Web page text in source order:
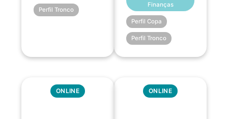
Perfil Tronco
Finanças
Perfil Copa
Perfil Tronco
ONLINE ONLINE